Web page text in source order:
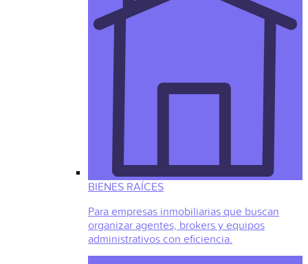
BIENES RAÍCES
Para empresas inmobiliarias que buscan
organizar agentes, brokers y equipos
administrativos con eficiencia.